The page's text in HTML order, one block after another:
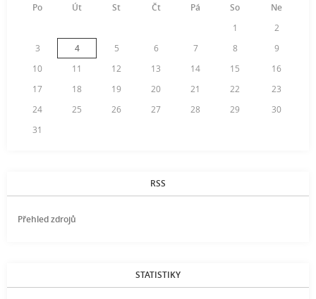
Po
Út St Čt Pá So
Ne
1
2
3
4 5 6 7 8
9
10
11 12 13 14 15
16
17
18 19 20 21 22
23
24
25 26 27 28 29
30
31
RSS
Přehled zdrojů
STATISTIKY